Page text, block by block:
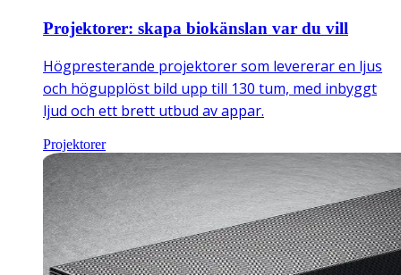
Projektorer: skapa biokänslan var du vill
Högpresterande projektorer som levererar en ljus
och högupplöst bild upp till 130 tum, med inbyggt
ljud och ett brett utbud av appar.
Projektorer